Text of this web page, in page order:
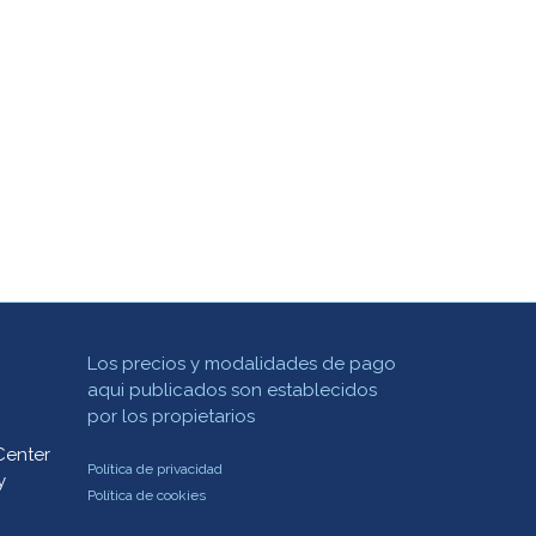
Los precios y modalidades de pago
aqui publicados son establecidos
por los propietarios
Política de privacidad
Política de cookies